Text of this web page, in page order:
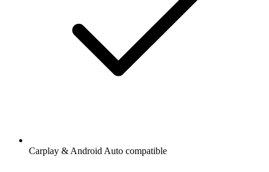
Carplay & Android Auto compatible